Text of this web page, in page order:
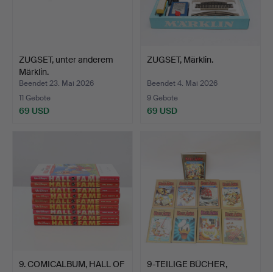
ZUGSET, unter anderem
Märklin.
Beendet 23. Mai 2026
11 Gebote
69 USD
ZUGSET, Märklin.
Beendet 4. Mai 2026
9 Gebote
69 USD
9. COMICALBUM, HALL OF
9-TEILIGE BÜCHER,